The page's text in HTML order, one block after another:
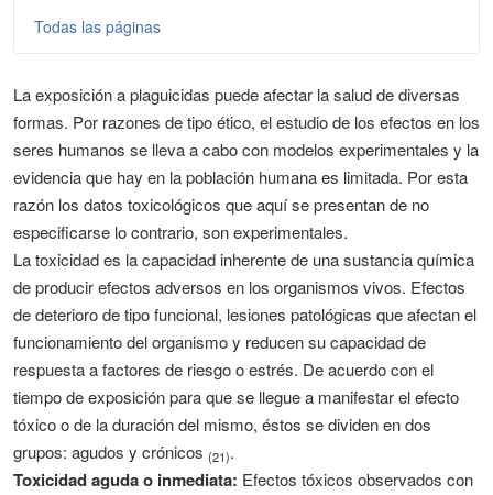
Todas las páginas
La exposición a plaguicidas puede afectar la salud de diversas
formas. Por razones de tipo ético, el estudio de los efectos en los
seres humanos se lleva a cabo con modelos experimentales y la
evidencia que hay en la población humana es limitada. Por esta
razón los datos toxicológicos que aquí se presentan de no
especificarse lo contrario, son experimentales.
La toxicidad es la capacidad inherente de una sustancia química
de producir efectos adversos en los organismos vivos. Efectos
de deterioro de tipo funcional, lesiones patológicas que afectan el
funcionamiento del organismo y reducen su capacidad de
respuesta a factores de riesgo o estrés. De acuerdo con el
tiempo de exposición para que se llegue a manifestar el efecto
tóxico o de la duración del mismo, éstos se dividen en dos
grupos: agudos y crónicos (21).
Toxicidad aguda o inmediata: Efectos tóxicos observados con